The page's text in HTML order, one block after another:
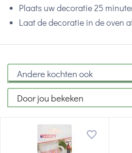
Plaats uw decoratie 25
Laat de decoratie in de oven
Andere kochten ook
Door jou bekeken